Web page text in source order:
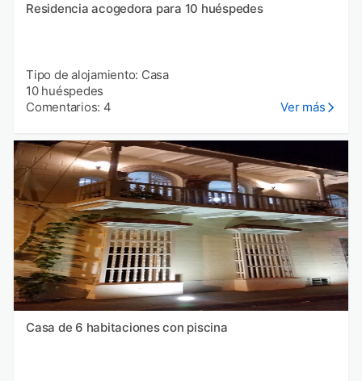
Residencia acogedora para 10 huéspedes
Tipo de alojamiento: Casa
10 huéspedes
Comentarios: 4
Ver más
Casa de 6 habitaciones con piscina